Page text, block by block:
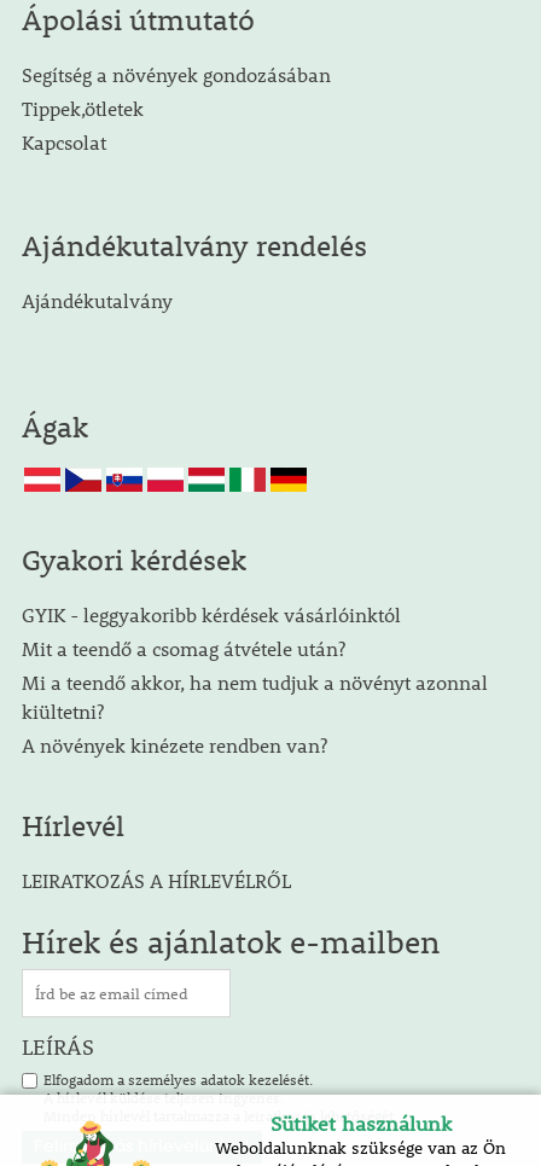
Ápolási útmutató
Segítség a növények gondozásában
Tippek,ötletek
Kapcsolat
Ajándékutalvány rendelés
Ajándékutalvány
Ágak
Gyakori kérdések
GYIK - leggyakoribb kérdések vásárlóinktól
Mit a teendő a csomag átvétele után?
Mi a teendő akkor, ha nem tudjuk a növényt azonnal
kiültetni?
A növények kinézete rendben van?
Hírlevél
LEIRATKOZÁS A HÍRLEVÉLRŐL
Hírek és ajánlatok e-mailben
LEÍRÁS
Elfogadom a személyes adatok kezelését.
A hírlevél küldése teljesen ingyenes.
Minden hírlevél tartalmazza a leiratkozás lehetőségét.
Sütiket használunk
Weboldalunknak szüksége van az Ön